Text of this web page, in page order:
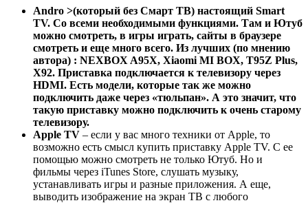
Andro >(который без Смарт ТВ) настоящий Smart
TV. Со всеми необходимыми функциями. Там и Ютуб
можно смотреть, в игры играть, сайты в браузере
смотреть и еще много всего. Из лучших (по мнению
автора) : NEXBOX A95X, Xiaomi MI BOX, T95Z Plus,
X92. Приставка подключается к телевизору через
HDMI. Есть модели, которые так же можно
подключить даже через «тюльпан». А это значит, что
такую приставку можно подключить к очень старому
телевизору.
Apple TV – если у вас много техники от Apple, то
возможно есть смысл купить приставку Apple TV. С ее
помощью можно смотреть не только Ютуб. Но и
фильмы через iTunes Store, слушать музыку,
устанавливать игры и разные приложения. А еще,
выводить изображение на экран ТВ с любого